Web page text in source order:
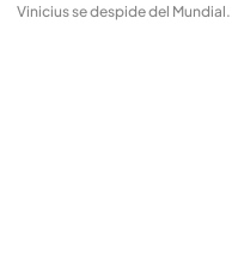
Vinicius se despide del Mundial.